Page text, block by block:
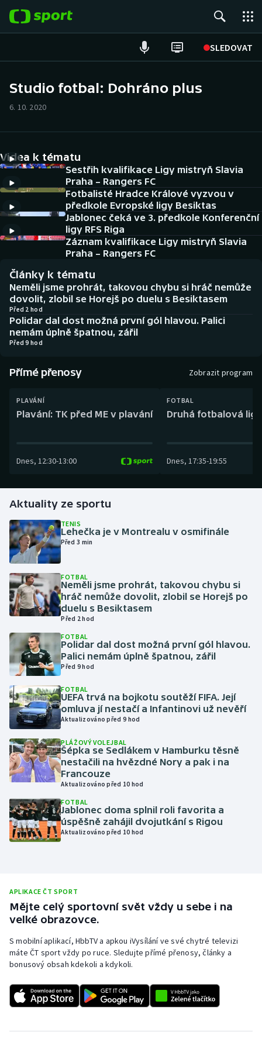
SLEDOVAT
Hokej
Tenis
Atletika
Cyklistika
DALŠÍ SPORTY
Americký fotbal
Baseball a softbal
Basketbal
Biatlon
Curling
Florbal
Golf
Gymnastika
Házená
Jezdectví
Judo
Krasobruslení
Lezení
Lyže a snowboard
Moderní pětiboj
Motorsport
Olympijské hry
Parasport
Plážový volejbal
Ragby
Rychlobruslení
Rychlostní kanoistika
Short track
Sportovní střelba
NEPŘEHLÉDNĚTE
Soutěže
Historické návraty
Aplikace ČT sport
Studio fotbal: Dohráno plus
6. 10. 2020
Videa k tématu
Sestřih kvalifikace Ligy mistryň Slavia
Praha – Rangers FC
Fotbalisté Hradce Králové vyzvou v
předkole Evropské ligy Besiktas
Jablonec čeká ve 3. předkole Konferenční
ligy RFS Riga
Záznam kvalifikace Ligy mistryň Slavia
Praha – Rangers FC
Články k tématu
Neměli jsme prohrát, takovou chybu si hráč nemůže
dovolit, zlobil se Horejš po duelu s Besiktasem
Před 2 hod
Polidar dal dost možná první gól hlavou. Palici
nemám úplně špatnou, zářil
Před 9 hod
Přímé přenosy Zobrazit program
PLAVÁNÍ
Plavání: TK před ME v plavání
Dnes, 12:30-13:00
FOTBAL
Druhá fotbalová
Dnes, 17:35-19:55
Aktuality ze sportu
TENIS
Lehečka je v Montrealu v osmifinále
Před 3 min
FOTBAL
Neměli jsme prohrát, takovou chybu si
hráč nemůže dovolit, zlobil se Horejš po
duelu s Besiktasem
Před 2 hod
FOTBAL
Polidar dal dost možná první gól hlavou.
Palici nemám úplně špatnou, zářil
Před 9 hod
FOTBAL
UEFA trvá na bojkotu soutěží FIFA. Její
omluva jí nestačí a Infantinovi už nevěří
Aktualizováno před 9 hod
PLÁŽOVÝ VOLEJBAL
Šépka se Sedlákem v Hamburku těsně
nestačili na hvězdné Nory a pak i na
Francouze
Aktualizováno před 10 hod
FOTBAL
Jablonec doma splnil roli favorita a
úspěšně zahájil dvojutkání s Rigou
Aktualizováno před 10 hod
APLIKACE ČT SPORT
Mějte celý sportovní svět vždy u sebe i na
velké obrazovce.
S mobilní aplikací, HbbTV a apkou iVysílání ve své chytré televizi
máte ČT sport vždy po ruce. Sledujte přímé přenosy, články a
bonusový obsah kdekoli a kdykoli.